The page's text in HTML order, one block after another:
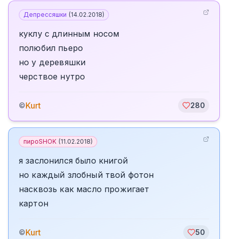
Депрессяшки (14.02.2018)
куклу с длинным носом
полюбил пьеро
но у деревяшки
черствое нутро
©Kurt 280
пироSHOK (11.02.2018)
я заслонился было книгой
но каждый злобный твой фотон
насквозь как масло прожигает
картон
©Kurt 50